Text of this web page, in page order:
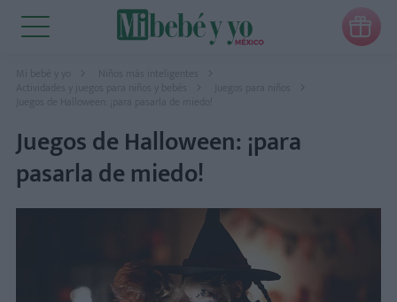

Mi bebé y yo
Niños más inteligentes
Actividades y juegos para niños y bebés
Juegos de Halloween: ¡para pasarla de miedo!
Juegos de Halloween: ¡para
pasarla de miedo!